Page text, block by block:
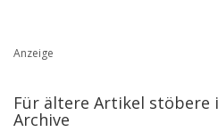
Anzeige
Für ältere Artikel stöbere
Archive